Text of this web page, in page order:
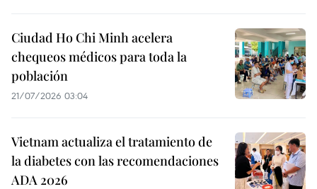
Ciudad Ho Chi Minh acelera
chequeos médicos para toda la
población
21/07/2026 03:04
Vietnam actualiza el tratamiento de
la diabetes con las recomendaciones
ADA 2026